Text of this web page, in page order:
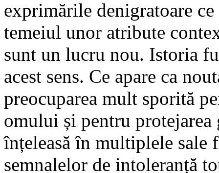
exprimările denigratoare
temeiul unor atribute
sunt un lucru nou. Istoria
acest sens. Ce apare ca
preocuparea mult sporită
omului și pentru
înțeleasă în multiplele sale
semnalelor de intoleranță